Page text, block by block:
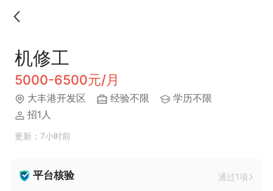
机修工
5000-6500元/月
大丰港开发区 经验不限
学历不限
招1人
更新：7小时前
平台核验 通过1项